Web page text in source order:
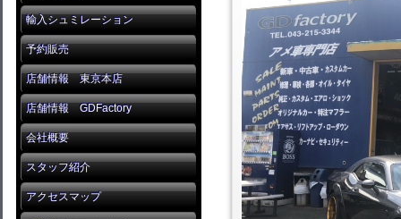
輸入シュミレーション
予約販売
店舗情報 東京本店
店舗情報 GDFactory
会社概要
スタッフ紹介
アクセスマップ